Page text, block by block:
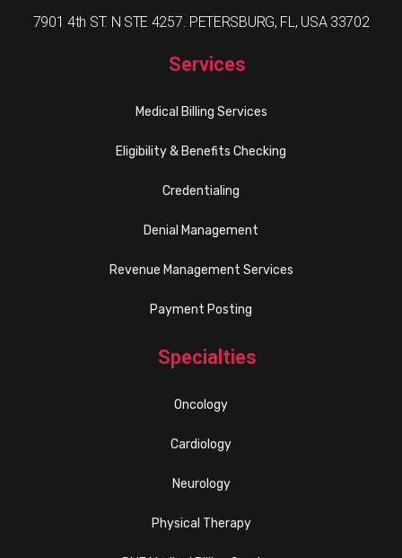
7901 4th ST. N STE 4257. PETERSBURG, FL, USA 33702
Services
Medical Billing Services
Eligibility & Benefits Checking
Credentialing
Denial Management
Revenue Management Services
Payment Posting
Specialties
Oncology
Cardiology
Neurology
Physical Therapy